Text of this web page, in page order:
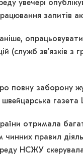
увечері
запитів
(служб зв’язків
повну заборону
газета
отримала
чинних правил
НСЖУ